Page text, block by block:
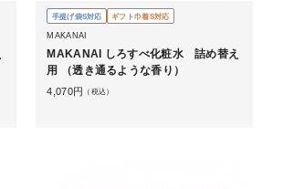
手提げ袋S対応 ギフト巾着S対応
MAKANAI
MAKANAI しろすべ化粧水 詰め替え
用 （透き通るような香り）
4,070円 （税込）